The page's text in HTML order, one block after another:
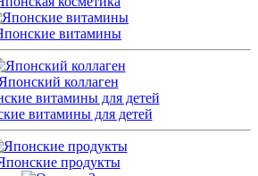
витамины
Японский коллаген
витамины для детей
продукты